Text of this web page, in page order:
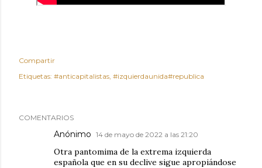
Compartir
Etiquetas: #anticapitalistas #izquierdaunida#republica
COMENTARIOS
Anónimo 14 de mayo de 2022 a las 21:20
Otra pantomima de la extrema izquierda
española que en su declive sigue apropiándose